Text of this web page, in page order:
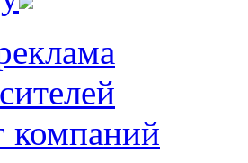
компаний